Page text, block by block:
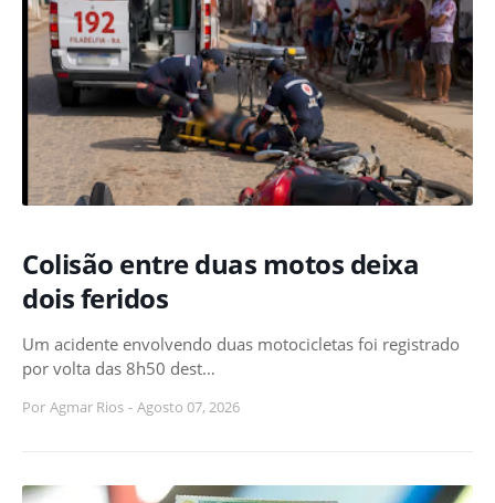
Colisão entre duas motos deixa
dois feridos
Um acidente envolvendo duas motocicletas foi registrado
por volta das 8h50 dest…
Por Agmar Rios - Agosto 07, 2026